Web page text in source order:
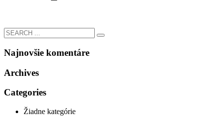
Najnovšie komentáre
Archives
Categories
Žiadne kategórie